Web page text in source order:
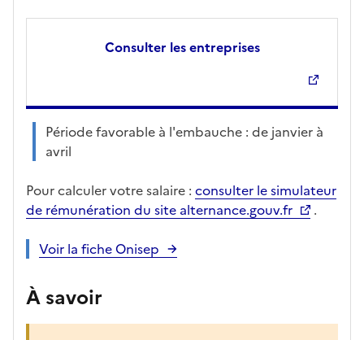
Consulter les entreprises
Période favorable à l'embauche : de janvier à
avril
Pour calculer votre salaire : consulter le simulateur
de rémunération du site alternance.gouv.fr
.
Voir la fiche Onisep
À savoir